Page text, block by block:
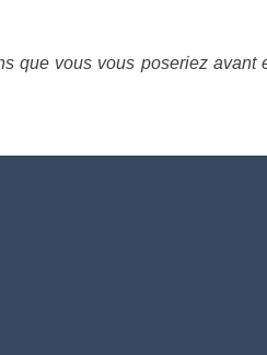
que vous vous poseriez avant